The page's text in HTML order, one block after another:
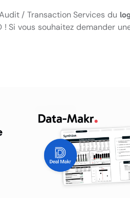
/ Transaction Services du
Si vous souhaitez demander